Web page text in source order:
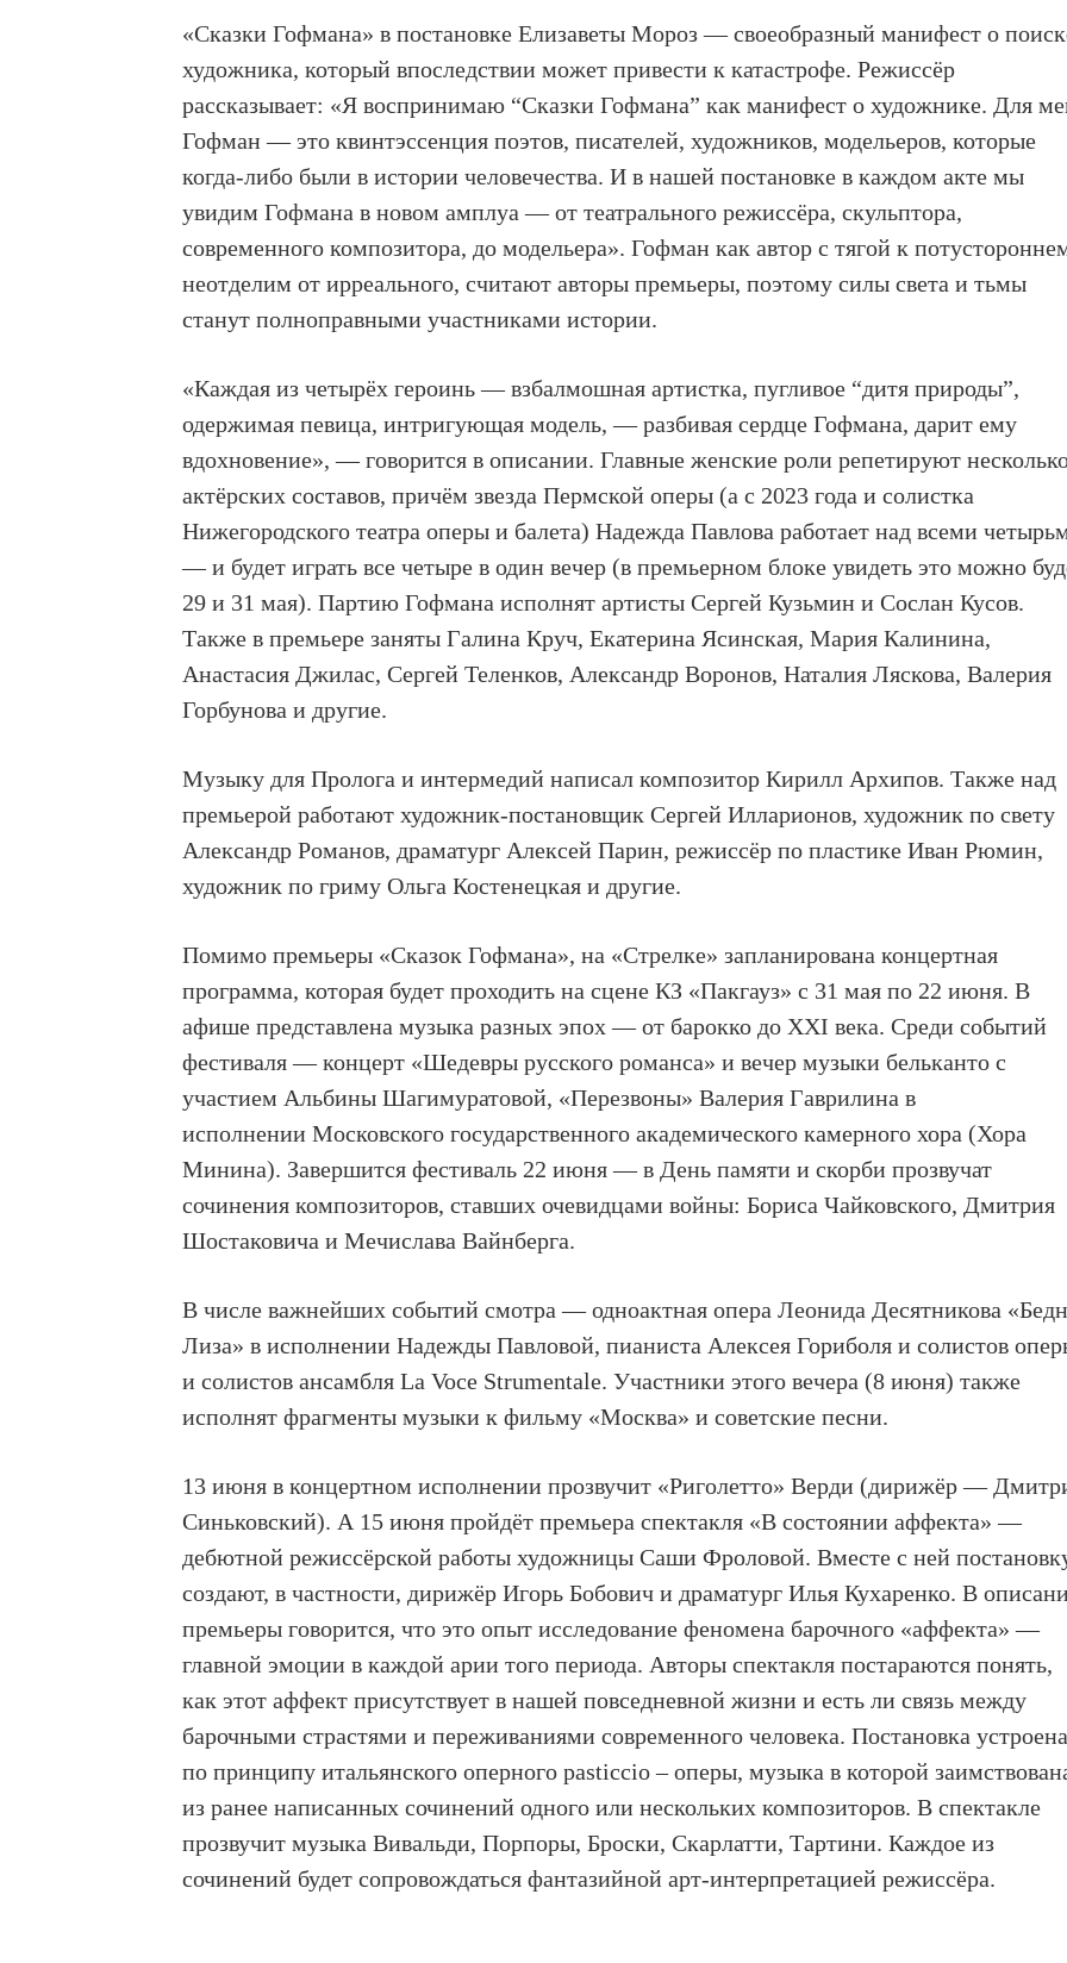
«Сказки Гофмана» в постановке Елизаветы Мороз — своеобразный манифест о
художника, который впоследствии может привести к катастрофе. Режиссёр
рассказывает: «Я воспринимаю “Сказки Гофмана” как манифест о художнике. Для
Гофман — это квинтэссенция поэтов, писателей, художников, модельеров, которые
когда-либо были в истории человечества. И в нашей постановке в каждом акте мы
увидим Гофмана в новом амплуа — от театрального режиссёра, скульптора,
современного композитора, до модельера».Гофман как автор с тягой к
неотделим от ирреального, считают авторы премьеры, поэтому силы света и тьмы
станут полноправными участниками истории.
«Каждая из четырёх героинь — взбалмошная артистка, пугливое “дитя природы”,
одержимая певица, интригующая модель, — разбивая сердце Гофмана, дарит ему
вдохновение», — говорится в описании. Главные женские роли репетируют
актёрских составов, причём звезда Пермской оперы (а с 2023 года и солистка
Нижегородского театра оперы и балета) Надежда Павлова работает над всеми
— и будет играть все четыре в один вечер (в премьерном блоке увидеть это можно
29 и 31 мая). Партию Гофмана исполнят артисты Сергей Кузьмин и Сослан Кусов.
Также в премьере заняты Галина Круч, Екатерина Ясинская, Мария Калинина,
Анастасия Джилас, Сергей Теленков, Александр Воронов, Наталия Ляскова, Валерия
Горбунова и другие.
Музыку для Пролога и интермедий написал композитор Кирилл Архипов. Также над
премьерой работают художник-постановщик Сергей Илларионов, художник по свету
Александр Романов, драматург Алексей Парин, режиссёр по пластике Иван Рюмин,
художник по гриму Ольга Костенецкая и другие.
Помимо премьеры «Сказок Гофмана», на «Стрелке» запланирована концертная
программа, которая будет проходить на сцене КЗ «Пакгауз» с 31 мая по 22 июня. В
афише представлена музыка разных эпох — от барокко до XXI века. Среди событий
фестиваля — концерт «Шедевры русского романса» и вечер музыки бельканто с
участием Альбины Шагимуратовой, «Перезвоны» Валерия Гаврилина в
исполнении Московского государственного академического камерного хора (Хора
Минина). Завершится фестиваль 22 июня — в День памяти и скорби прозвучат
сочинения композиторов, ставших очевидцами войны: Бориса Чайковского, Дмитрия
Шостаковича и Мечислава Вайнберга.
В числе важнейших событий смотра — одноактная опера Леонида Десятникова
Лиза» в исполнении Надежды Павловой, пианиста Алексея Гориболя и солистов
и солистов ансамбля La Voce Strumentale. Участники этого вечера (8 июня) также
исполнят фрагменты музыки к фильму «Москва» и советские песни.
13 июня в концертном исполнении прозвучит «Риголетто» Верди (дирижёр —
Синьковский). А 15 июня пройдёт премьера спектакля «В состоянии аффекта» —
дебютной режиссёрской работы художницы Саши Фроловой. Вместе с ней
создают, в частности, дирижёр Игорь Бобович и драматург Илья Кухаренко. В
премьеры говорится, что это опыт исследование феномена барочного «аффекта» —
главной эмоции в каждой арии того периода. Авторы спектакля постараются понять,
как этот аффект присутствует в нашей повседневной жизни и есть ли связь между
барочными страстями и переживаниями современного человека. Постановка устроена
по принципу итальянского оперного pasticcio – оперы, музыка в которой
из ранее написанных сочинений одного или нескольких композиторов. В спектакле
прозвучит музыка Вивальди, Порпоры, Броски, Скарлатти, Тартини. Каждое из
сочинений будет сопровождаться фантазийной арт-интерпретацией режиссёра.